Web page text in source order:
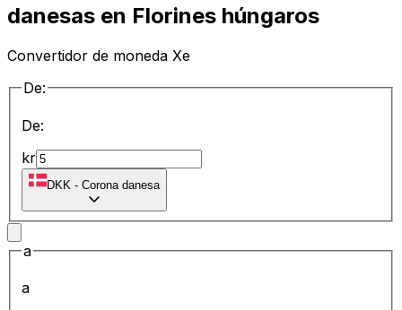
danesas en Florines húngaros
Convertidor de moneda Xe
De:
De:
kr
DKK - Corona danesa
a
a